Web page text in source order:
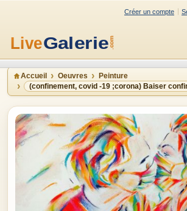
Créer un compte
Accueil Oeuvres
Peinture
(confinement, covid -19 ;corona) Baiser